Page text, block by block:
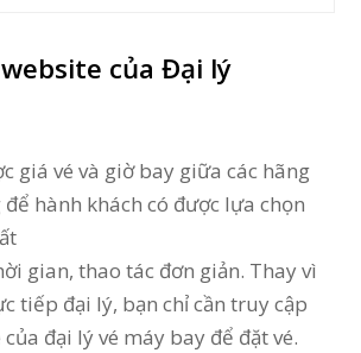
của Đại lý
giá vé và giờ bay giữa các hãng
hành khách có được lựa chọn
gian, thao tác đơn giản. Thay vì
tiếp đại lý, bạn chỉ cần truy cập
đại lý vé máy bay để đặt vé.